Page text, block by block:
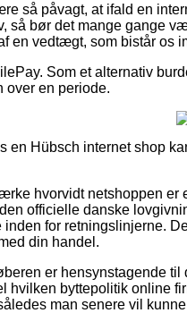
så påvagt, at ifald en
så bør det mange gange
en vedtægt, som bistår os
Som et alternativ
over en periode.
en Hübsch internet shop
hvorvidt netshoppen
officielle danske
inden for retningslinjerne.
din handel.
er hensynstagende
hvilken byttepolitik online
man senere vil